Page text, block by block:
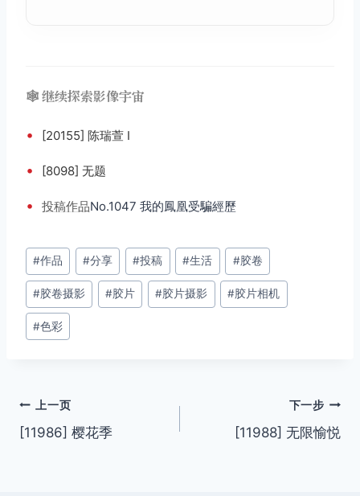
🕸️ 继续探索影像宇宙
• [20155] 陈瑞萱 Ⅰ
• [8098] 无题
• 投稿作品No.1047 我的鳳凰受騙經歷
文
章
标
签：
#作品 #分享 #投稿 #生活 #胶卷
#胶卷摄影 #胶片 #胶片摄影 #胶片相机
#色彩
文
章
上一页
[11986] 樱花季
下一步
[11988] 无限愉悦